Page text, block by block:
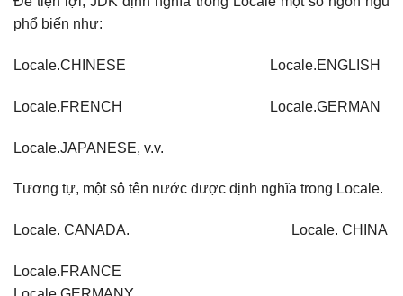
phổ biến như:
Locale.CHINESE Locale.ENGLISH
Locale.FRENCH Locale.GERMAN
Locale.JAPANESE, v.v.
Tương tự, một sô tên nước được định nghĩa trong Locale.
Locale. CANADA. Locale. CHINA
Locale.FRANCE